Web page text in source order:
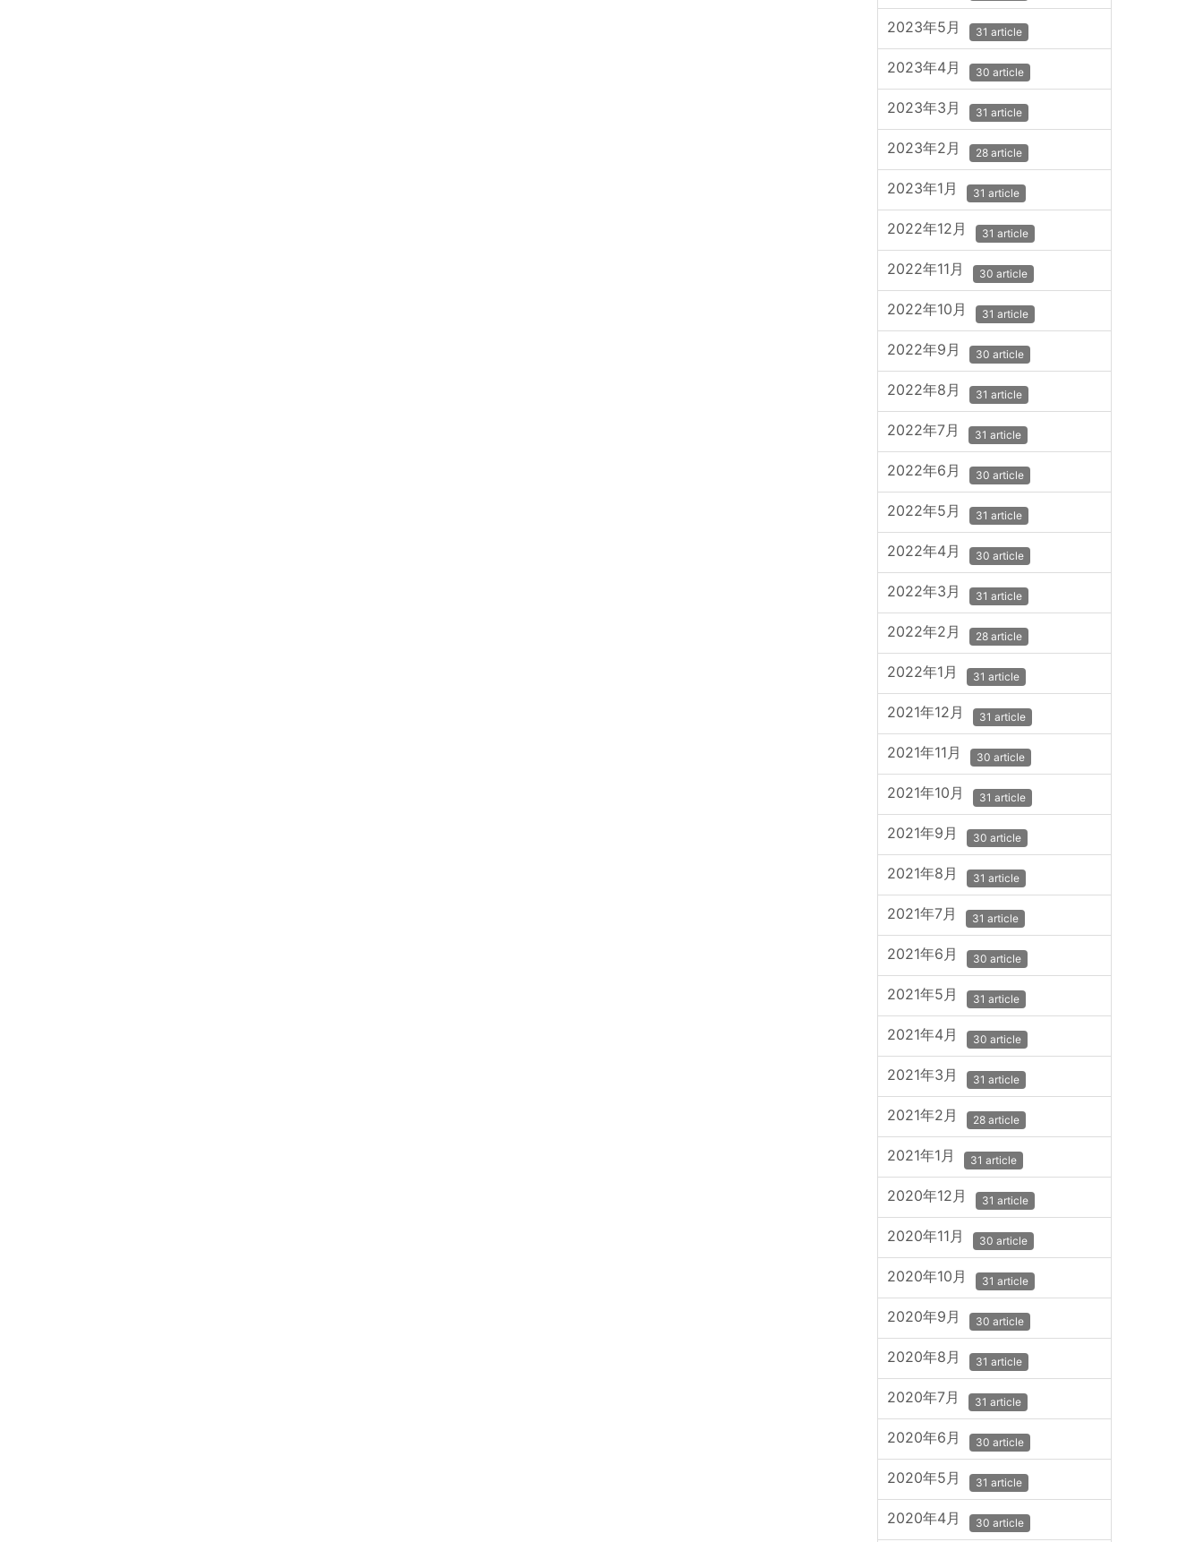
2023年5月 31 article
2023年4月 30 article
2023年3月 31 article
2023年2月 28 article
2023年1月 31 article
2022年12月 31 article
2022年11月 30 article
2022年10月 31 article
2022年9月 30 article
2022年8月 31 article
2022年7月 31 article
2022年6月 30 article
2022年5月 31 article
2022年4月 30 article
2022年3月 31 article
2022年2月 28 article
2022年1月 31 article
2021年12月 31 article
2021年11月 30 article
2021年10月 31 article
2021年9月 30 article
2021年8月 31 article
2021年7月 31 article
2021年6月 30 article
2021年5月 31 article
2021年4月 30 article
2021年3月 31 article
2021年2月 28 article
2021年1月 31 article
2020年12月 31 article
2020年11月 30 article
2020年10月 31 article
2020年9月 30 article
2020年8月 31 article
2020年7月 31 article
2020年6月 30 article
2020年5月 31 article
2020年4月 30 article